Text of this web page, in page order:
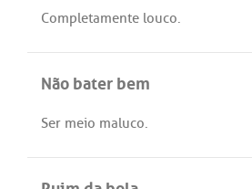
Completamente louco.
Não bater bem
Ser meio maluco.